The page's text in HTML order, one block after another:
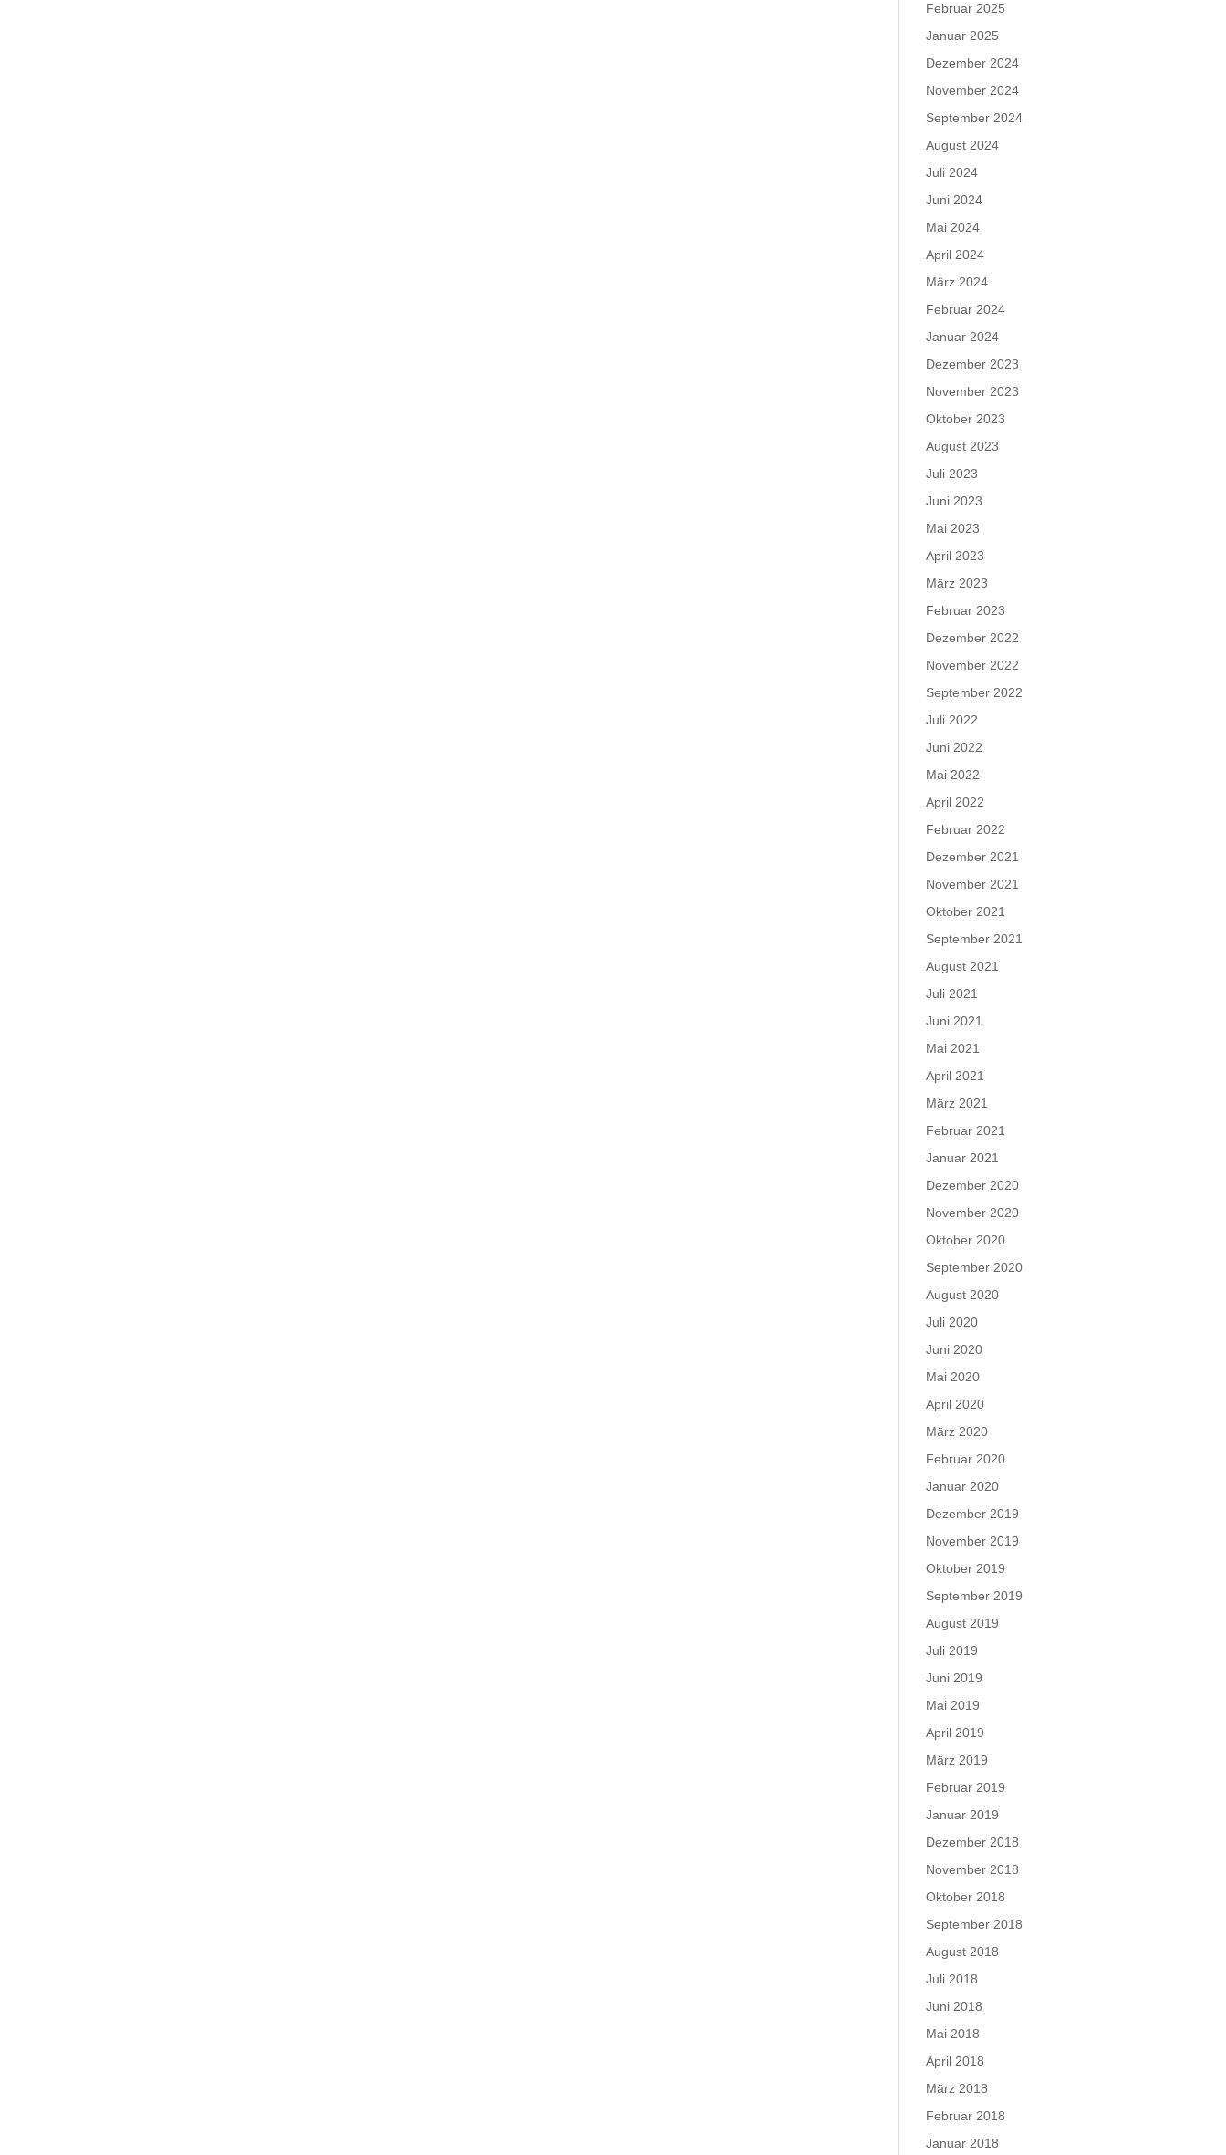
Februar 2025
Januar 2025
Dezember 2024
November 2024
September 2024
August 2024
Juli 2024
Juni 2024
Mai 2024
April 2024
März 2024
Februar 2024
Januar 2024
Dezember 2023
November 2023
Oktober 2023
August 2023
Juli 2023
Juni 2023
Mai 2023
April 2023
März 2023
Februar 2023
Dezember 2022
November 2022
September 2022
Juli 2022
Juni 2022
Mai 2022
April 2022
Februar 2022
Dezember 2021
November 2021
Oktober 2021
September 2021
August 2021
Juli 2021
Juni 2021
Mai 2021
April 2021
März 2021
Februar 2021
Januar 2021
Dezember 2020
November 2020
Oktober 2020
September 2020
August 2020
Juli 2020
Juni 2020
Mai 2020
April 2020
März 2020
Februar 2020
Januar 2020
Dezember 2019
November 2019
Oktober 2019
September 2019
August 2019
Juli 2019
Juni 2019
Mai 2019
April 2019
März 2019
Februar 2019
Januar 2019
Dezember 2018
November 2018
Oktober 2018
September 2018
August 2018
Juli 2018
Juni 2018
Mai 2018
April 2018
März 2018
Februar 2018
Januar 2018